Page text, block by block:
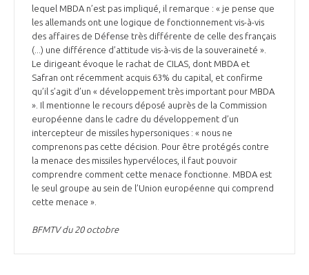
LA MÉDIATION AU-DELÀ DE LA FILIÈRE AÉRONAUTIQUE ET SPATIALE
PRENDRE CONTACT AVEC LE MÉDIATEUR DE LA FILIÈRE
LES ENJEUX
COMPÉTITIVITÉ
EMPLOI & FORMATION
ENVIRONNEMENT
INNOVATION
INTERNATIONALISATION
LES PUBLICATIONS
DOCUMENTS & BROCHURES
RAPPORTS D'ACTIVITÉS
lequel MBDA n’est pas impliqué, il remarque : « je pense que
les allemands ont une logique de fonctionnement vis-à-vis
des affaires de Défense très différente de celle des français
(...) une différence d’attitude vis-à-vis de la souveraineté ».
Le dirigeant évoque le rachat de CILAS, dont MBDA et
Safran ont récemment acquis 63% du capital, et confirme
qu’il s’agit d’un « développement très important pour MBDA
». Il mentionne le recours déposé auprès de la Commission
européenne dans le cadre du développement d’un
intercepteur de missiles hypersoniques : « nous ne
comprenons pas cette décision. Pour être protégés contre
la menace des missiles hypervéloces, il faut pouvoir
comprendre comment cette menace fonctionne. MBDA est
le seul groupe au sein de l’Union européenne qui comprend
cette menace ».
BFMTV du 20 octobre